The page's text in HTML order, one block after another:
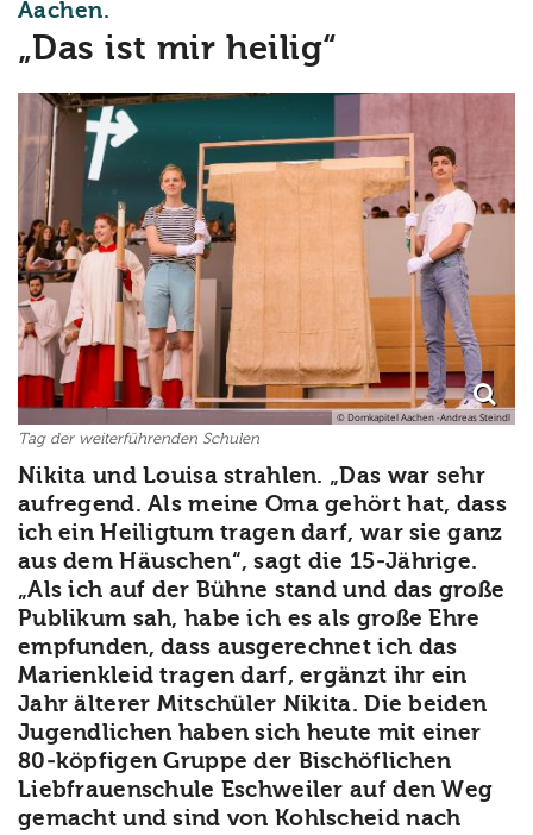
Aachen.
„Das ist mir heilig“
© Domkapitel Aachen -Andreas Steindl
Tag der weiterführenden Schulen
Nikita und Louisa strahlen. „Das war sehr
aufregend. Als meine Oma gehört hat, dass
ich ein Heiligtum tragen darf, war sie ganz
aus dem Häuschen“, sagt die 15-Jährige.
„Als ich auf der Bühne stand und das große
Publikum sah, habe ich es als große Ehre
empfunden, dass ausgerechnet ich das
Marienkleid tragen darf, ergänzt ihr ein
Jahr älterer Mitschüler Nikita. Die beiden
Jugendlichen haben sich heute mit einer
80-köpfigen Gruppe der Bischöflichen
Liebfrauenschule Eschweiler auf den Weg
gemacht und sind von Kohlscheid nach